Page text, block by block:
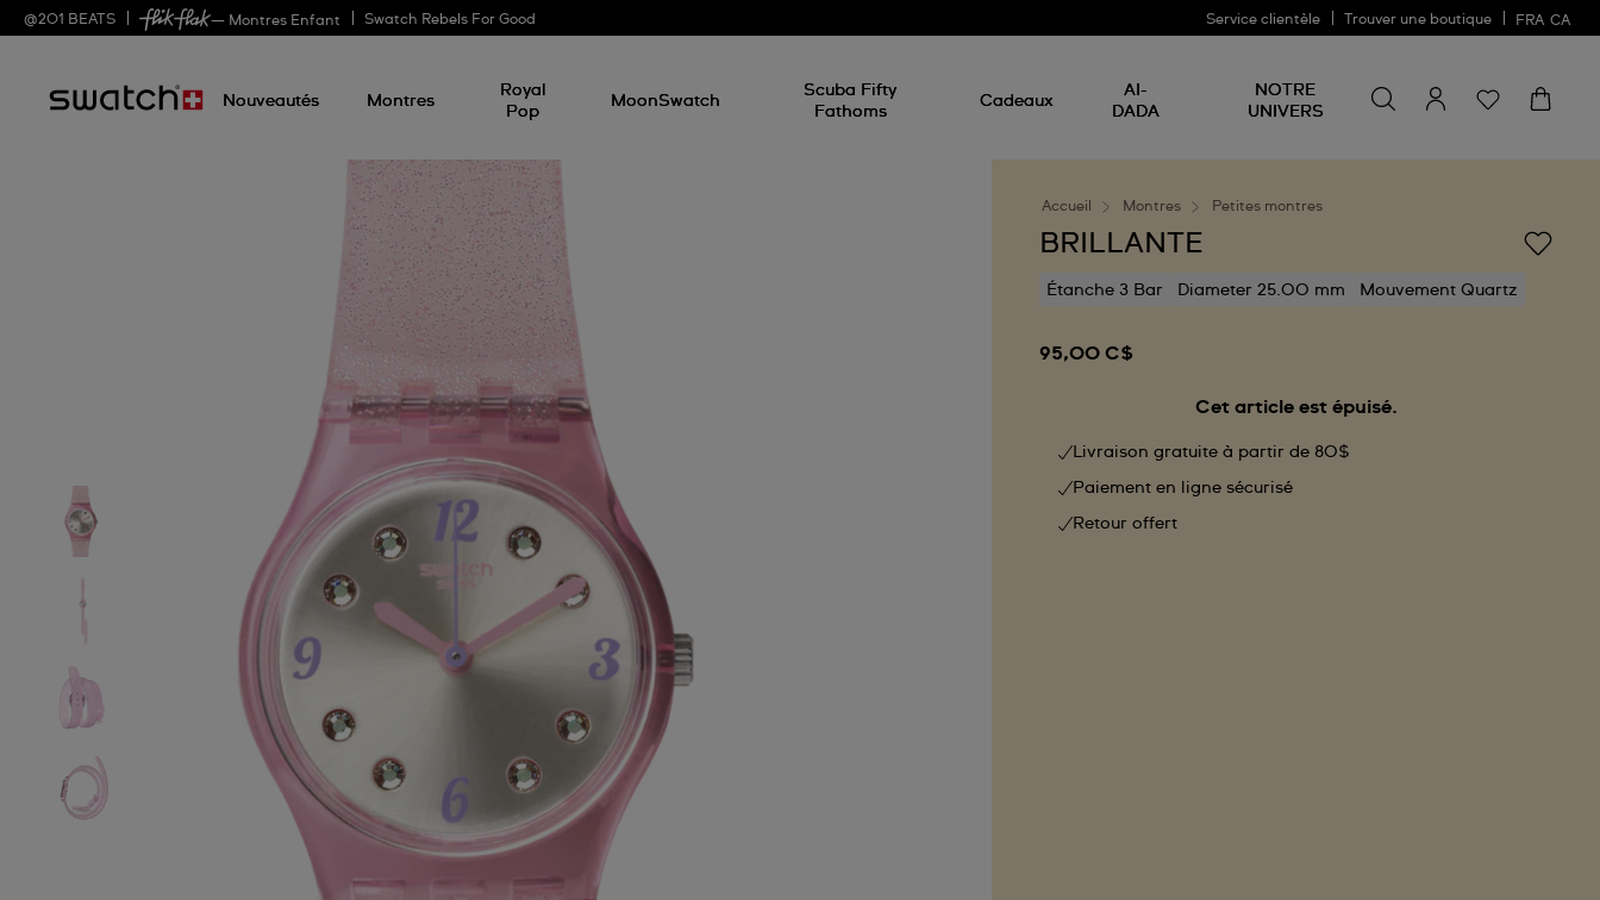
@201 BEATS — Montres Enfant Swatch Rebels For Good Service clientèle Trouver une boutique FRA CA
Nouveautés Montres
Royal
Pop
MoonSwatch
Scuba Fifty
Fathoms
Cadeaux
AI-
DADA
NOTRE
UNIVERS
un
produit
Accueil Montres Petites montres
BRILLANTE
Étanche 3 Bar Diameter 25.00 mm Mouvement Quartz
95,00 C$
Cet article est épuisé.
Livraison gratuite à partir de 80$
Paiement en ligne sécurisé
Retour offert